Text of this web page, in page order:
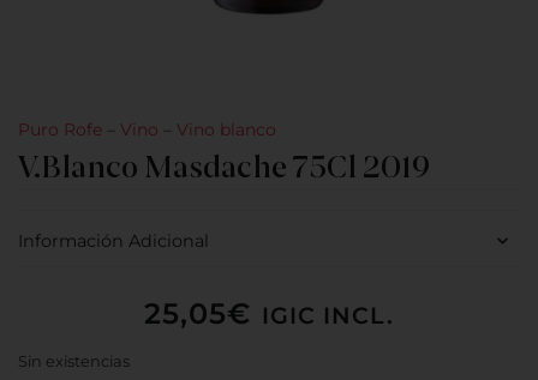
Puro Rofe Vino Vino blanco
V.Blanco Masdache 75Cl 2019
Información Adicional
25,05€ IGIC INCL.
Sin existencias